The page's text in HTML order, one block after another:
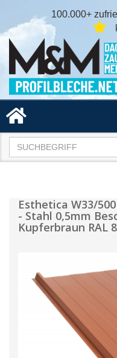
100.000+
Esthetica W33/
- Stahl 0,5mm
Kupferbraun RAL